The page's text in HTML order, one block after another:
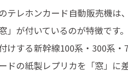
テレホンカード自動販売機は
窓」が付いているのが特徴です。
けする新幹線100系・300系
ドの紙製レプリカを「窓」に